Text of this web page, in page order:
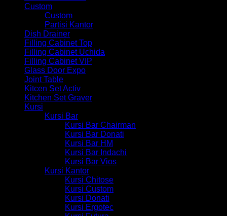
Custom
Custom
Partisi Kantor
Dish Drainer
Filling Cabinet Top
Filling Cabinet Uchida
Filling Cabinet VIP
Glass Door Expo
Joint Table
Kitcen Set Activ
Kitchen Set Graver
Kursi
Kursi Bar
Kursi Bar Chairman
Kursi Bar Donati
Kursi Bar HM
Kursi Bar Indachi
Kursi Bar Vios
Kursi Kantor
Kursi Chitose
Kursi Custom
Kursi Donati
Kursi Ergotec